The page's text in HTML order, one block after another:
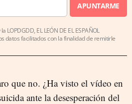
APUNTARME
LOPDGDD, EL LEÓN DE EL ESPAÑOL
datos facilitados con la finalidad de remitirle
que no. ¿Ha visto el vídeo en
ante la desesperación del